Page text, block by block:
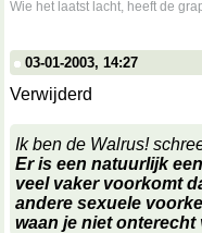
Wie het laatst lacht, heeft de
03-01-2003, 14:27
Verwijderd
Ik ben de Walrus!
Er is een natuurlijk
veel vaker voorkomt
andere sexuele
waan je niet onterecht